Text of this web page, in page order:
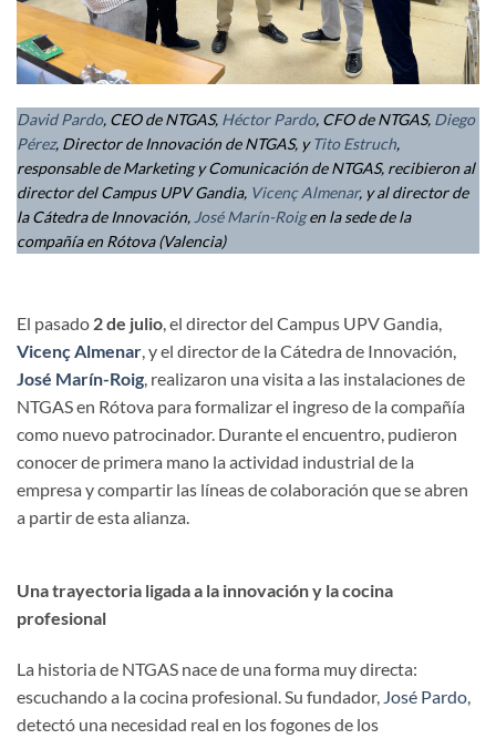
David Pardo, CEO de NTGAS, Héctor Pardo, CFO de NTGAS, Diego
Pérez, Director de Innovación de NTGAS, yTito Estruch,
responsable de Marketing y Comunicación de NTGAS, recibieron al
director del Campus UPV Gandia, Vicenç Almenar, y al director de
la Cátedra de Innovación, José Marín-Roigen la sede de la
compañía en Rótova (Valencia)
El pasado 2 de julio, el director del Campus UPV Gandia,
Vicenç Almenar, y el director de la Cátedra de Innovación,
José Marín-Roig, realizaron una visita a las instalaciones de
NTGAS en Rótova para formalizar el ingreso de la compañía
como nuevo patrocinador. Durante el encuentro, pudieron
conocer de primera mano la actividad industrial de la
empresa y compartir las líneas de colaboración que se abren
a partir de esta alianza.
Una trayectoria ligada a la innovación y la cocina
profesional
La historia de NTGAS nace de una forma muy directa:
escuchando a la cocina profesional. Su fundador, José Pardo,
detectó una necesidad real en los fogones de los